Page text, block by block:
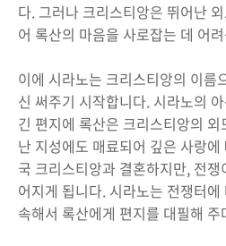
다. 그러나 크리스티앙은 뛰어난
어 록산의 마음을 사로잡는 데 어
이에 시라노는 크리스티앙의 이름
신 써주기 시작합니다. 시라노의
긴 편지에 록산은 크리스티앙의
난 지성에도 매료되어 깊은 사랑
국 크리스티앙과 결혼하지만, 전
어지게 됩니다. 시라노는 전쟁터
속해서 록산에게 편지를 대필해